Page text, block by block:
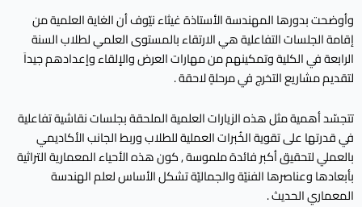
وأوضحت بدورها المهندسة الأستاذة غيثاء نيّوف أن الغاية العلمية من
إقامة الجلسات التفاعلية هي الارتقاء بالمستوى العلمي لطلاب السنة
الرابعة في الكلية وتمكينهم من مهارات العرض والإلقاء وإعدادهم جيداَ
لتقديم مشاريع التخرج في مرحلةٍ لاحقة .
تتجسّد أهمية مثل هذه الزيارات العلمية الملحقة بجلسات نقاشية تفاعلية
في قدرتها على تقوية الخُبرات العملية للطلاب وربط الجانب الأكاديمي
بالعملي لتحقيق أكبر فائدة ملموسة , كون هذه الأحياء المعمارية التراثية
بأبعادها وعناصرها الفنيّة والجماليّة تشكل الأساس لعلم الهندسة
المعماري الحديث .